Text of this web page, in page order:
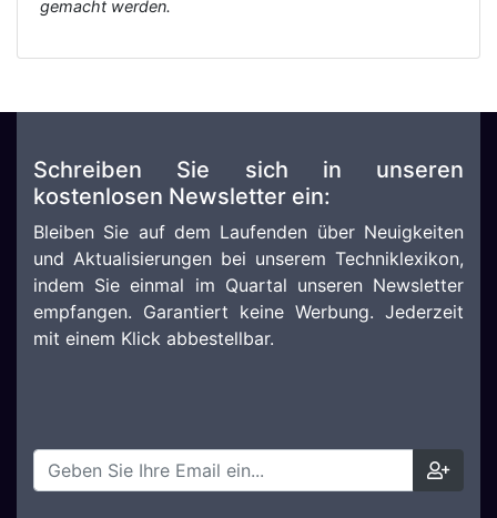
gemacht werden.
Schreiben Sie sich in unseren
kostenlosen Newsletter ein:
Bleiben Sie auf dem Laufenden über Neuigkeiten
und Aktualisierungen bei unserem Techniklexikon,
indem Sie einmal im Quartal unseren Newsletter
empfangen. Garantiert keine Werbung. Jederzeit
mit einem Klick abbestellbar.